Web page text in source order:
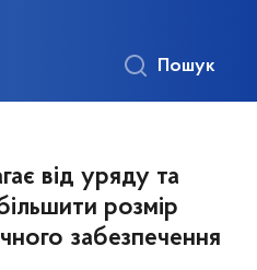
Пошук
від уряду та
розмір
забезпечення